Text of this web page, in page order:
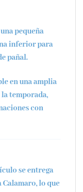
pequeña
inferior para
pañal.
en una amplia
temporada,
con
se entrega
Calamaro, lo que